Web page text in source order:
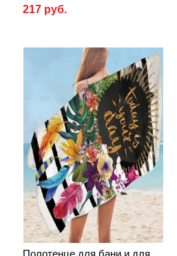
217 руб.